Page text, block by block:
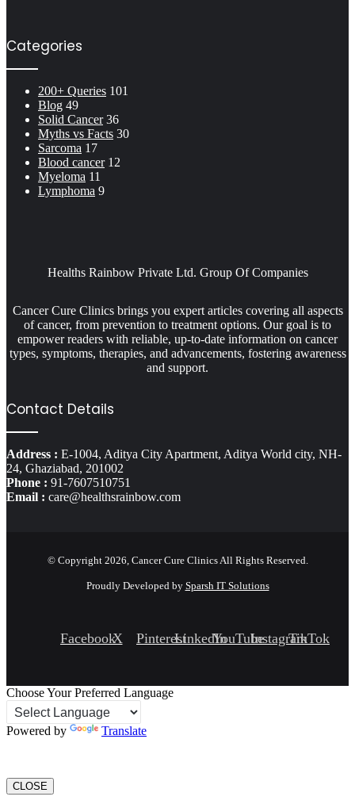
Categories
200+ Queries 101
Blog 49
Solid Cancer 36
Myths vs Facts 30
Sarcoma 17
Blood cancer 12
Myeloma 11
Lymphoma 9
Healths Rainbow Private Ltd. Group Of Companies
Cancer Cure Clinics brings you expert articles covering all aspects
of cancer, from prevention to treatment options. Our goal is to
empower readers with reliable, up-to-date information on cancer
types, symptoms, therapies, and advancements, fostering awareness
and support.
Contact Details
Address : E-1004, Aditya City Apartment, Aditya World city, NH-
24, Ghaziabad, 201002
Phone : 91-7607510751
Email : care@healthsrainbow.com
© Copyright 2026, Cancer Cure Clinics All Rights Reserved.
Proudly Developed by Sparsh IT Solutions
FacebookX PinterestLinkedInYouTubeInstagramTikTok
Choose Your Preferred Language
Powered by Translate
CLOSE